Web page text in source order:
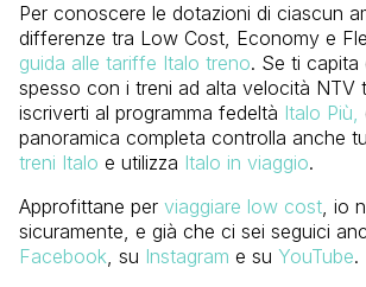
Per conoscere le dotazioni di ciascun
differenze tra Low Cost, Economy e
guida alle tariffe Italo treno. Se ti capita
spesso con i treni ad alta velocità NTV
iscriverti al programma fedeltà Italo Più,
panoramica completa controlla anche
treni Italo e utilizza Italo in viaggio.
Approfittane per viaggiare low cost, io
sicuramente, e già che ci sei seguici
Facebook, su Instagram e su YouTube.